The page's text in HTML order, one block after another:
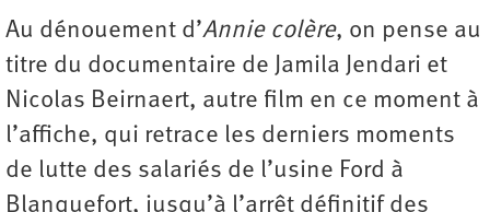
Au dénouement d’Annie colère, on pense au
titre du documentaire de Jamila Jendari et
Nicolas Beirnaert, autre film en ce moment à
l’affiche, qui retrace les derniers moments
de lutte des salariés de l’usine Ford à
Blanquefort, jusqu’à l’arrêt définitif des